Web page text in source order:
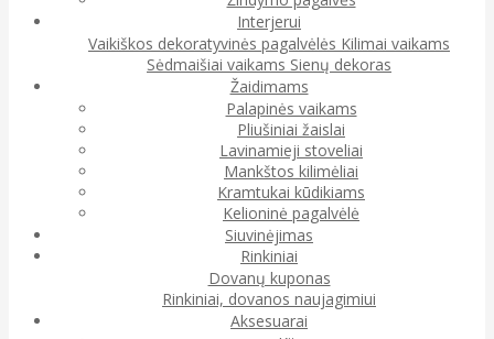
Interjerui
Vaikiškos dekoratyvinės pagalvėlės Kilimai vaikams
Sėdmaišiai vaikams Sienų dekoras
Žaidimams
Palapinės vaikams
Pliušiniai žaislai
Lavinamieji stoveliai
Mankštos kilimėliai
Kramtukai kūdikiams
Kelioninė pagalvėlė
Siuvinėjimas
Rinkiniai
Dovanų kuponas
Rinkiniai, dovanos naujagimiui
Aksesuarai